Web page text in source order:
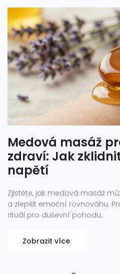
Medová masáž
zdraví: Jak
napětí
Zjistěte, jak medová masáž
a zlepšit emoční rovnováhu.
rituál pro duševní pohodu.
Zobrazit více